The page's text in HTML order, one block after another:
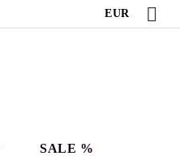
EUR
SALE %